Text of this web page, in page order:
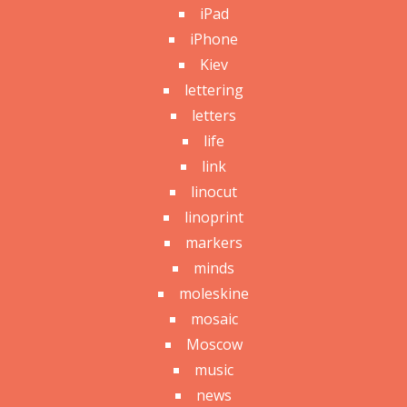
iPad
iPhone
Kiev
lettering
letters
life
link
linocut
linoprint
markers
minds
moleskine
mosaic
Moscow
music
news